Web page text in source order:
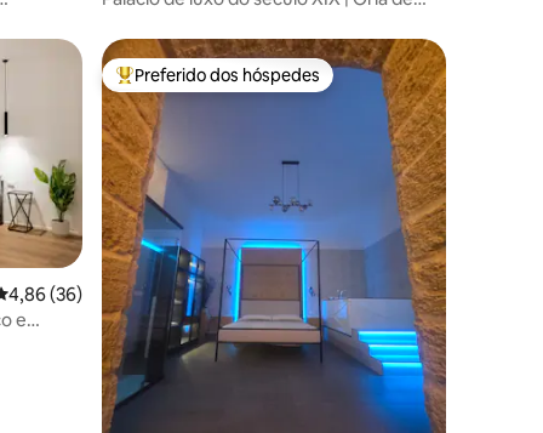
de uma avaliação média de 5, 36 avaliações
4,86 (36)
e
Entre os melhores preferidos dos hóspedes
Preferido dos hóspedes